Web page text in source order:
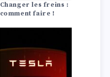
Changer les freins :
comment faire !